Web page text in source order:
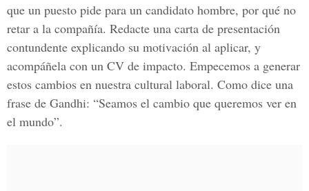
que un puesto pide para un candidato hombre, por qué no
retar a la compañía. Redacte una carta de presentación
contundente explicando su motivación al aplicar, y
acompáñela con un CV de impacto. Empecemos a generar
estos cambios en nuestra cultural laboral. Como dice una
frase de Gandhi: “Seamos el cambio que queremos ver en
el mundo”.